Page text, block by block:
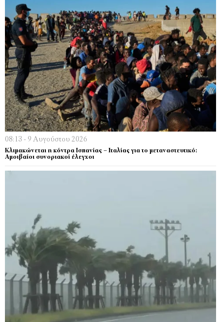
08:13 - 9 Αυγούστου 2026
Κλιμακώνεται η κόντρα Ισπανίας – Ιταλίας για το μεταναστευτικό:
Αμοιβαίοι συνοριακοί έλεγχοι